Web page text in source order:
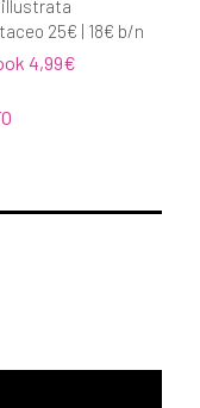
illustrata
25€ | 18€ b/n
4,99€